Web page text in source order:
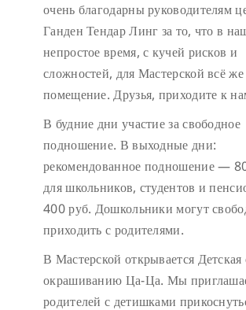
очень благодарны руководителям
Ганден Тендар Линг за то, что в
непростое время, с кучей рисков и
сложностей, для Мастерской всё же
помещение. Друзья, приходите к
В будние дни участие за свободное
подношение. В выходные дни:
рекомендованное подношение —
для школьников, студентов и
400 руб. Дошкольники могут
приходить с родителями.
В Мастерской открывается Детская
окрашиванию Ца-Ца. Мы
родителей с детишками